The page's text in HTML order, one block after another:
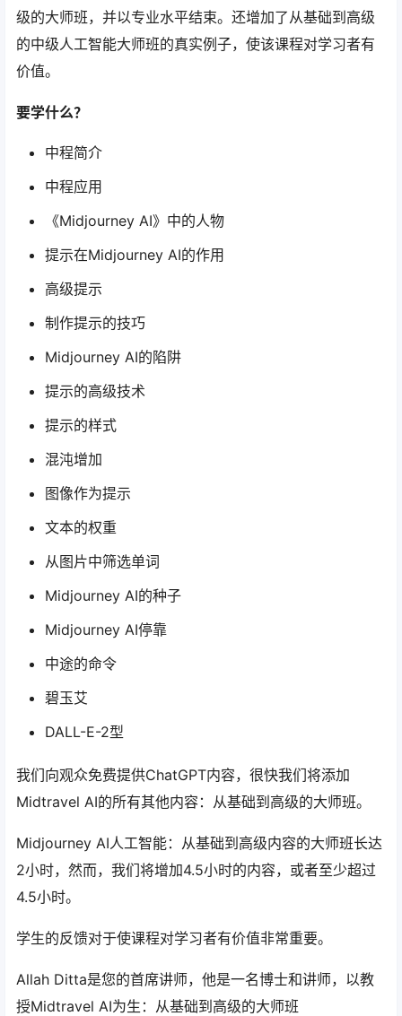
级的大师班，并以专业水平结束。还增加了从基础到高级
的中级人工智能大师班的真实例子，使该课程对学习者有
价值。
要学什么？
中程简介
中程应用
《Midjourney AI》中的人物
提示在Midjourney AI的作用
高级提示
制作提示的技巧
Midjourney AI的陷阱
提示的高级技术
提示的样式
混沌增加
图像作为提示
文本的权重
从图片中筛选单词
Midjourney AI的种子
Midjourney AI停靠
中途的命令
碧玉艾
DALL-E-2型
我们向观众免费提供ChatGPT内容，很快我们将添加
Midtravel AI的所有其他内容：从基础到高级的大师班。
Midjourney AI人工智能：从基础到高级内容的大师班长达
2小时，然而，我们将增加4.5小时的内容，或者至少超过
4.5小时。
学生的反馈对于使课程对学习者有价值非常重要。
Allah Ditta是您的首席讲师，他是一名博士和讲师，以教
授Midtravel AI为生：从基础到高级的大师班